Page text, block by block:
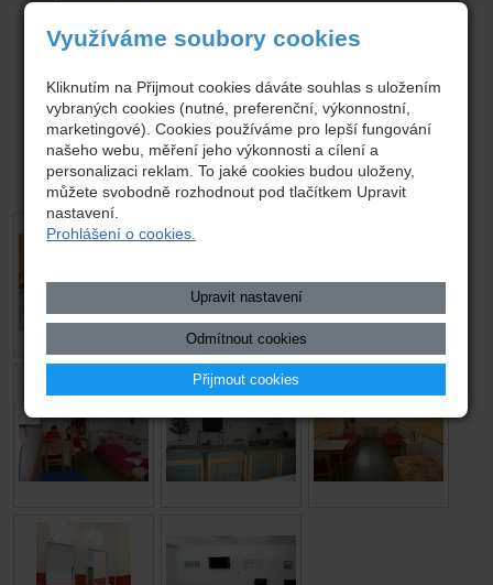
Využíváme soubory cookies
Kliknutím na Přijmout cookies dáváte souhlas s uložením
vybraných cookies (nutné, preferenční, výkonnostní,
marketingové). Cookies používáme pro lepší fungování
našeho webu, měření jeho výkonnosti a cílení a
personalizaci reklam. To jaké cookies budou uloženy,
můžete svobodně rozhodnout pod tlačítkem Upravit
nastavení.
Prohlášení o cookies.
Upravit nastavení
Odmítnout cookies
Přijmout cookies